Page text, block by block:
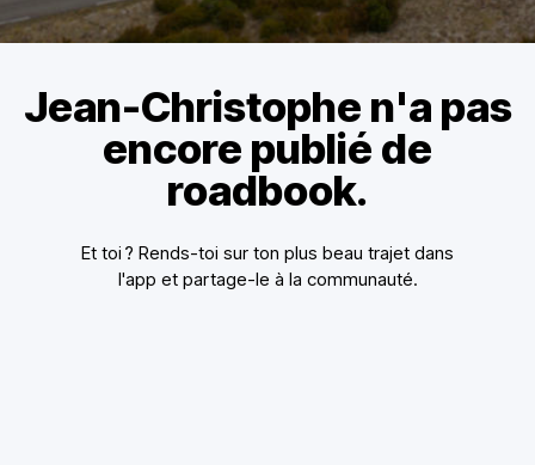
Jean-Christophe n'a pas
encore publié de
roadbook.
Et toi ? Rends-toi sur ton plus beau trajet dans
l'app et partage-le à la communauté.